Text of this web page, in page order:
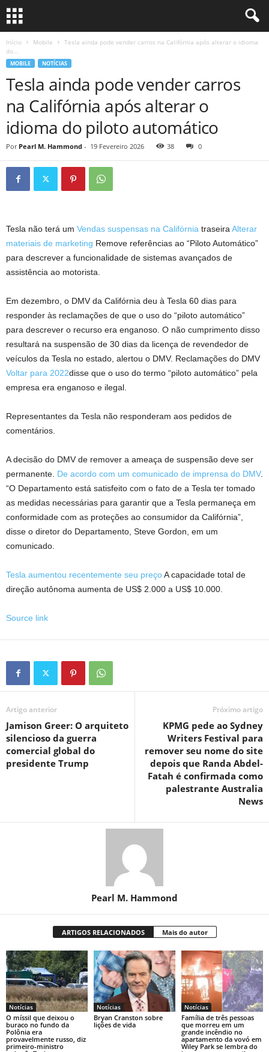
Início Mobile
Tesla ainda pode vender carros na Califórnia após alterar o idioma
do...
MOBILE NOTÍCIAS
Tesla ainda pode vender carros
na Califórnia após alterar o
idioma do piloto automático
Por Pearl M. Hammond - 19 Fevereiro 2026 38 0
Tesla não terá um Vendas suspensas na Califórnia traseira Alterar
materiais de marketing Remove referências ao “Piloto Automático”
para descrever a funcionalidade de sistemas avançados de
assistência ao motorista.
Em dezembro, o DMV da Califórnia deu à Tesla 60 dias para
responder às reclamações de que o uso do “piloto automático”
para descrever o recurso era enganoso. O não cumprimento disso
resultará na suspensão de 30 dias da licença de revendedor de
veículos da Tesla no estado, alertou o DMV. Reclamações do DMV
Voltar para 2022disse que o uso do termo “piloto automático” pela
empresa era enganoso e ilegal.
Representantes da Tesla não responderam aos pedidos de
comentários.
A decisão do DMV de remover a ameaça de suspensão deve ser
permanente. De acordo com um comunicado de imprensa do DMV.
“O Departamento está satisfeito com o fato de a Tesla ter tomado
as medidas necessárias para garantir que a Tesla permaneça em
conformidade com as proteções ao consumidor da Califórnia”,
disse o diretor do Departamento, Steve Gordon, em um
comunicado.
Tesla aumentou recentemente seu preçoA capacidade total de
direção autônoma aumenta de US$ 2.000 a US$ 10.000.
Source link
Artigo anterior
Jamison Greer: O arquiteto
silencioso da guerra
comercial global do
presidente Trump
Próximo artigo
KPMG pede ao Sydney
Writers Festival para
remover seu nome do site
depois que Randa Abdel-
Fatah é confirmada como
palestrante Australia
News
Pearl M. Hammond
ARTIGOS RELACIONADOS Mais do autor
Notícias
O míssil que deixou o
buraco no fundo da
Polônia era
provavelmente russo, diz
primeiro-ministro
Notícias
Bryan Cranston sobre
lições de vida
Notícias
Família de três pessoas
que morreu em um
grande incêndio no
apartamento da vovó em
Wiley Park se lembra do